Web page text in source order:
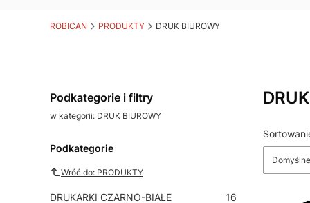
ROBICAN PRODUKTY DRUK BIUROWY
Podkategorie i filtry
w kategorii: DRUK BIUROWY
Podkategorie
Wróć do: PRODUKTY
DRUKARKI CZARNO-BIAŁE
16
Lista
Domyślne